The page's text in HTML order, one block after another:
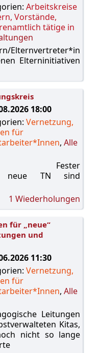
Arbeitskreise
Vorstände,
tätige in
Elternvertreter*in
Elterninitiativen
18:00
Vernetzung,
für
, Alle
Fester
– neue TN sind
1 Wiederholungen
für „neue“
und
11:30
Vernetzung,
für
, Alle
Leitungen
Kitas,
nicht so lange